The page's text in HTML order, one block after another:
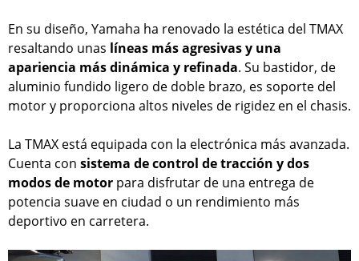
En su diseño, Yamaha ha renovado la estética del TMAX
resaltando unas líneas más agresivas y una
apariencia más dinámica y refinada. Su bastidor, de
aluminio fundido ligero de doble brazo, es soporte del
motor y proporciona altos niveles de rigidez en el chasis.
La TMAX está equipada con la electrónica más avanzada.
Cuenta con sistema de control de tracción y dos
modos de motor para disfrutar de una entrega de
potencia suave en ciudad o un rendimiento más
deportivo en carretera.